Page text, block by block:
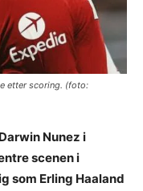
etter scoring. (foto:
Nunez i
scenen i
som Erling Haaland